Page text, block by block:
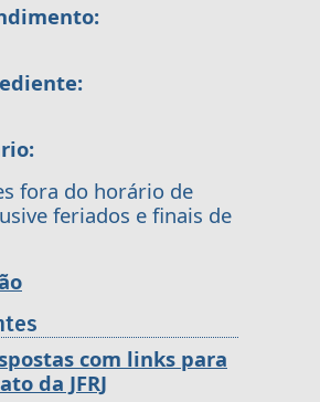
fora do horário de
feriados e finais de
com links para
da JFRJ